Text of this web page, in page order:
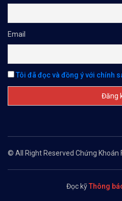
Email
Tôi đã đọc và đồng ý với chính
© All Right Reserved Chứng Khoán
Đọc kỹThông